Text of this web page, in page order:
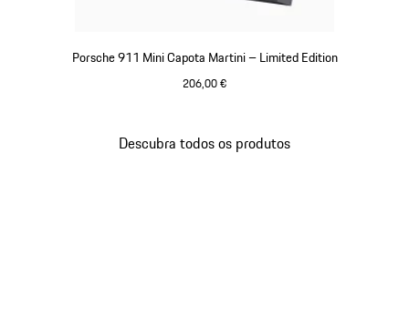
Porsche 911 Mini Capota Martini – Limited Edition
206,00 €
Descubra todos os produtos